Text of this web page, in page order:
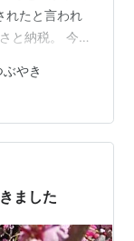
れたと言われ
と納税。 今一
リット1：実
用すると、
所得税・住民税
額が5万円だ
、来年度の
やき
ました